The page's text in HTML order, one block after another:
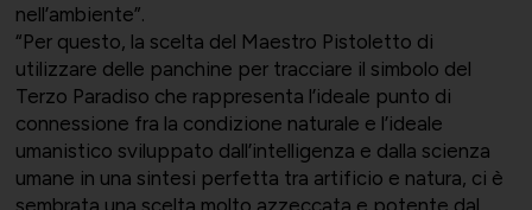
nell’ambiente”.
“Per questo, la scelta del Maestro Pistoletto di
utilizzare delle panchine per tracciare il simbolo del
Terzo Paradiso che rappresenta l’ideale punto di
connessione fra la condizione naturale e l’ideale
umanistico sviluppato dall’intelligenza e dalla scienza
umane in una sintesi perfetta tra artificio e natura, ci è
sembrata una scelta molto azzeccata e potente dal